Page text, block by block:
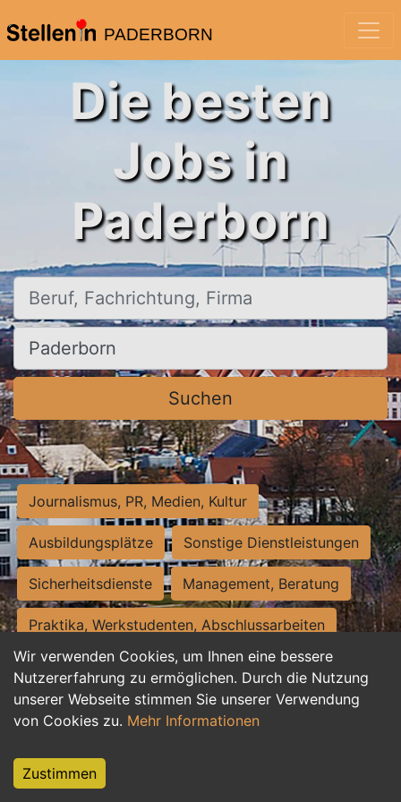
PADERBORN
Wir verwenden Cookies, um Ihnen eine bessere
Nutzererfahrung zu ermöglichen. Durch die Nutzung
unserer Webseite stimmen Sie unserer Verwendung
von Cookies zu. Mehr Informationen
Zustimmen
Die besten
Jobs in
Paderborn
Beruf, Fachrichtung, Firma
Ort, Stadt
Suchen
Journalismus, PR, Medien, Kultur
Ausbildungsplätze Sonstige Dienstleistungen
Sicherheitsdienste Management, Beratung
Praktika, Werkstudenten, Abschlussarbeiten
Personalwesen Assistenz, Sekretariat
Hilfskräfte, Aushilfs- und Nebenjobs
Weiterbildung, Studium, duale Ausbildung